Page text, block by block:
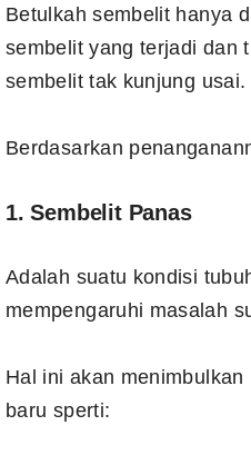
Betulkah sembelit hanya
sembelit yang terjadi dan
sembelit tak kunjung usai.
Berdasarkan
1. Sembelit Panas
Adalah suatu kondisi
mempengaruhi masalah
Hal ini akan
baru sperti: